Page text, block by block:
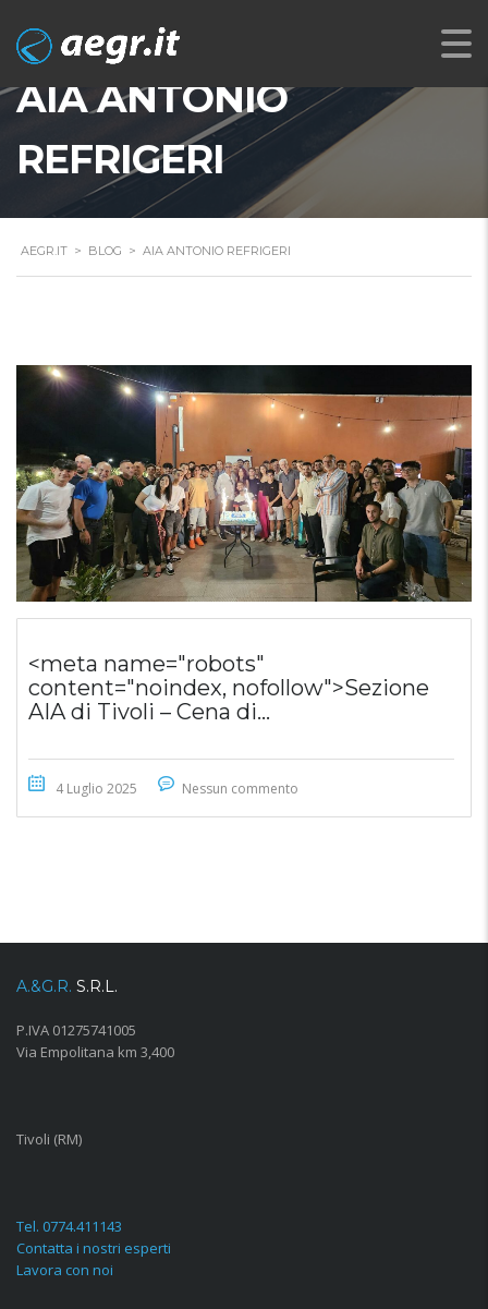
AIA ANTONIO
REFRIGERI
AEGR.IT > BLOG > AIA ANTONIO REFRIGERI
<meta name="robots"
content="noindex, nofollow">Sezione
AIA di Tivoli – Cena di...
4 Luglio 2025 Nessun commento
A.&G.R. S.R.L.
P.IVA 01275741005
Via Empolitana km 3,400
Tivoli (RM)
Tel. 0774.411143
Contatta i nostri esperti
Lavora con noi